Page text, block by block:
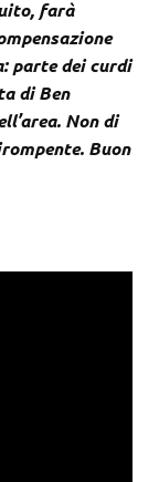
farà
parte dei curdi
di Ben
Non di
Buon